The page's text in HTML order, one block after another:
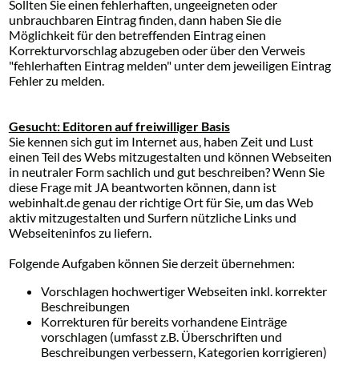
Sollten Sie einen fehlerhaften, ungeeigneten oder
unbrauchbaren Eintrag finden, dann haben Sie die
Möglichkeit für den betreffenden Eintrag einen
Korrekturvorschlag abzugeben oder über den Verweis
"fehlerhaften Eintrag melden" unter dem jeweiligen Eintrag
Fehler zu melden.
Gesucht: Editoren auf freiwilliger Basis
Sie kennen sich gut im Internet aus, haben Zeit und Lust
einen Teil des Webs mitzugestalten und können Webseiten
in neutraler Form sachlich und gut beschreiben? Wenn Sie
diese Frage mit JA beantworten können, dann ist
webinhalt.de genau der richtige Ort für Sie, um das Web
aktiv mitzugestalten und Surfern nützliche Links und
Webseiteninfos zu liefern.
Folgende Aufgaben können Sie derzeit übernehmen:
Vorschlagen hochwertiger Webseiten inkl. korrekter
Beschreibungen
Korrekturen für bereits vorhandene Einträge
vorschlagen (umfasst z.B. Überschriften und
Beschreibungen verbessern, Kategorien korrigieren)